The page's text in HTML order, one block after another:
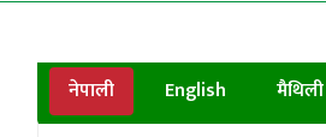
नेपाली English मैथिली